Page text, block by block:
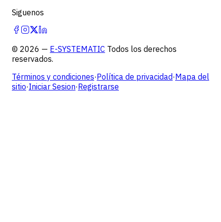
Siguenos
© 2026 — E-SYSTEMATIC Todos los derechos
reservados.
Términos y condiciones·Política de privacidad·Mapa del
sitio·Iniciar Sesion·Registrarse